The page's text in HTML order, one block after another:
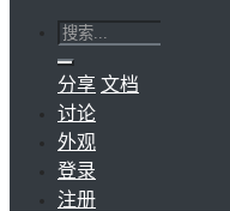
分享 文档
讨论
外观
登录
注册